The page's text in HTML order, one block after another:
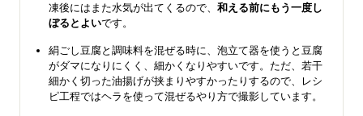
凍後にはまた水気が出てくるので、 和える前にもう一度し
ぼるとよいです。
絹ごし豆腐と調味料を混ぜる時に、泡立て器を使うと豆腐
がダマになりにくく、細かくなりやすいです。ただ、若干
細かく切った油揚げが挟まりやすかったりするので、レシ
ピ工程ではヘラを使って混ぜるやり方で撮影しています。